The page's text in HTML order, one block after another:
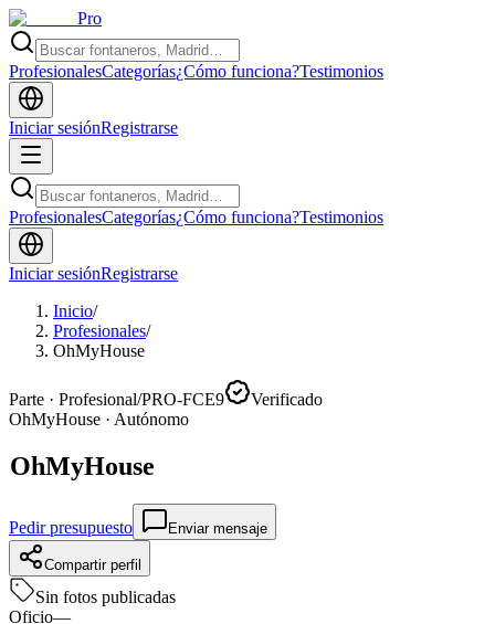
Pro
ProfesionalesCategorías¿Cómo funciona?Testimonios
Iniciar sesiónRegistrarse
ProfesionalesCategorías¿Cómo funciona?Testimonios
Iniciar sesiónRegistrarse
Inicio/
Profesionales/
OhMyHouse
Parte · Profesional/PRO-FCE9
Verificado
OhMyHouse · Autónomo
OhMyHouse
Pedir presupuesto Enviar mensaje
Compartir perfil
Sin fotos publicadas
Oficio—